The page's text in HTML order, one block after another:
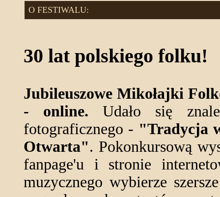
O FESTIWALU:
30 lat polskiego folku!
Jubileuszowe Mikołajki
- online. Udało się
fotograficznego - "Tradycja
Otwarta". Pokonkursową
fanpage'u i stronie
muzycznego wybierze